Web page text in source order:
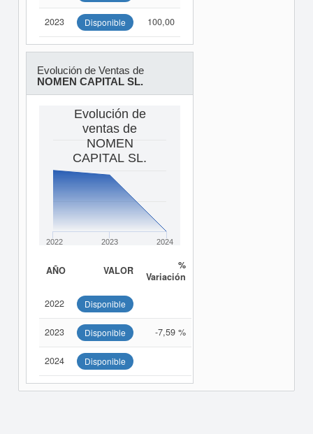
2023 Disponible 100,00
Evolución de Ventas de
NOMEN CAPITAL SL.
Evolución de
ventas de
NOMEN
CAPITAL SL.
2022 2023 2024
AÑO VALOR
%
Variación
2022 Disponible
2023 Disponible -7,59 %
2024 Disponible